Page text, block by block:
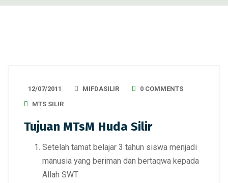
12/07/2011 MIFDASILIR
0 COMMENTS
MTS SILIR
Tujuan MTsM Huda Silir
Setelah tamat belajar 3 tahun siswa menjadi
manusia yang beriman dan bertaqwa kepada
Allah SWT